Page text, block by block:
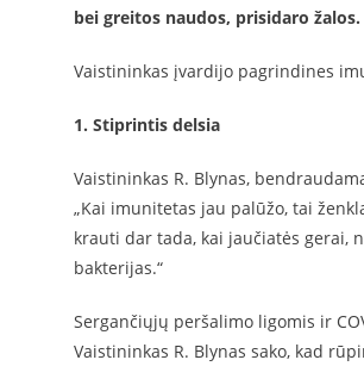
bei greitos naudos, prisidaro žalos.
Vaistininkas įvardijo pagrindines
1. Stiprintis delsia
Vaistininkas R. Blynas,
„Kai imunitetas jau palūžo, tai
krauti dar tada, kai jaučiatės gerai,
bakterijas.“
Sergančiųjų peršalimo ligomis ir
Vaistininkas R. Blynas sako, kad